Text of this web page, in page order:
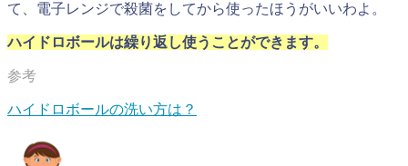
て、電子レンジで殺菌をしてから使ったほうがいいわよ。
ハイドロボールは繰り返し使うことができます。
ハイドロボールの洗い方は？